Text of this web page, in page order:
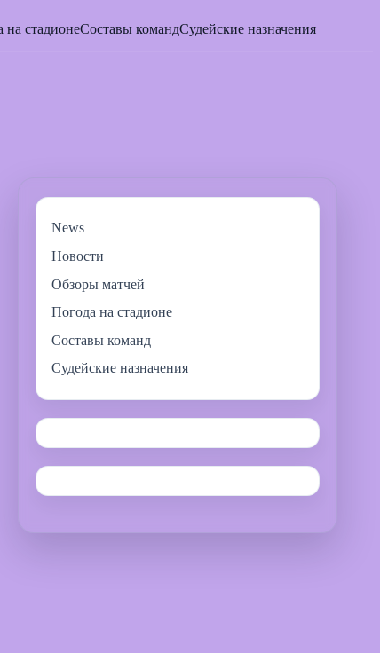
на стадионеСоставы командСудейские назначения
News
Новости
Обзоры матчей
Погода на стадионе
Составы команд
Судейские назначения